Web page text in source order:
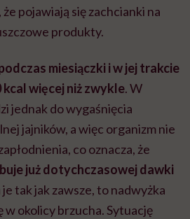
że pojawiają się zachcianki na
produkty.
miesiączki i w jej trakcie
więcej niż zwykle. W
jednak do wygaśnięcia
jajników, a więc organizm nie
co oznacza, że
już dotychczasowej dawki
tak jak zawsze, to nadwyżka
w okolicy brzucha. Sytuację